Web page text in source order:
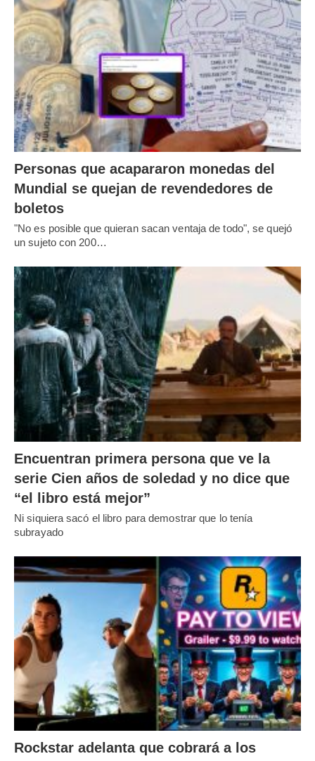
Personas que acapararon monedas del
Mundial se quejan de revendedores de
boletos
"No es posible que quieran sacan ventaja de todo", se quejó
un sujeto con 200…
Encuentran primera persona que ve la
serie Cien años de soledad y no dice que
“el libro está mejor”
Ni siquiera sacó el libro para demostrar que lo tenía
subrayado
Rockstar adelanta que cobrará a los